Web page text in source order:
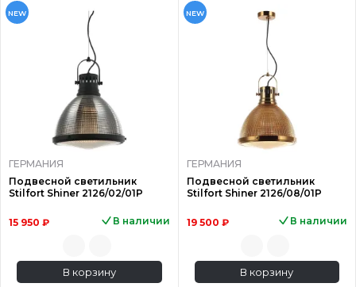
NEW
ГЕРМАНИЯ
Подвесной светильник
Stilfort Shiner 2126/02/01P
15 950 ₽ В наличии
В корзину
NEW
ГЕРМАНИЯ
Подвесной светильник
Stilfort Shiner 2126/08/01P
19 500 ₽ В наличии
В корзину